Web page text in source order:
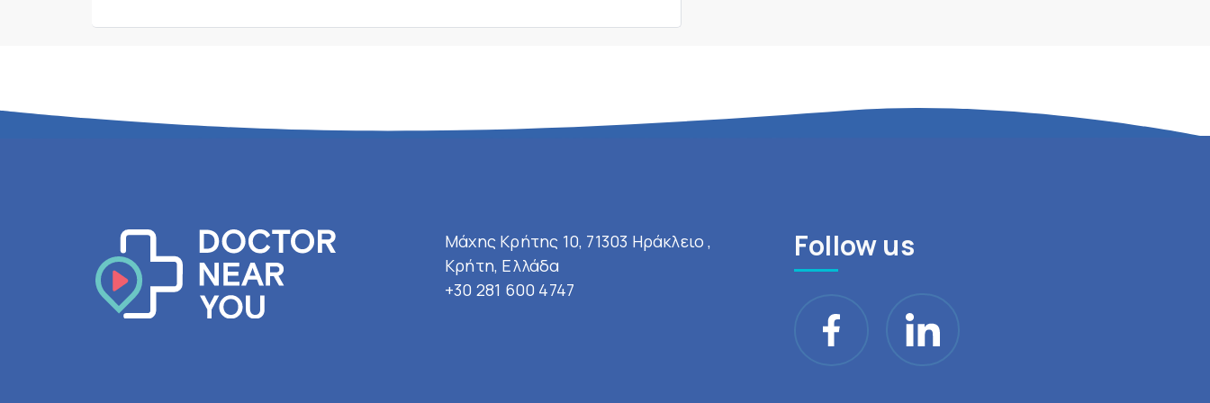
Μάχης Κρήτης 10, 71303 Ηράκλειο ,
Κρήτη, Ελλάδα
+30 281 600 4747
Follow us